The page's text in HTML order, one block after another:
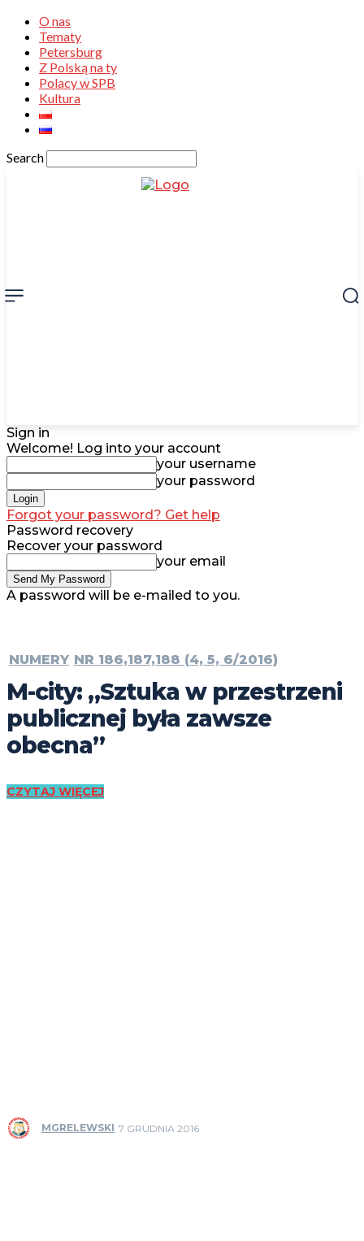
O nas
Tematy
Petersburg
Z Polską na ty
Polacy w SPB
Kultura
Search
Sign in
Welcome! Log into your account
your username
your password
Forgot your password? Get help
Password recovery
Recover your password
your email
A password will be e-mailed to you.
NUMERY NR 186,187,188 (4, 5, 6/2016)
M-city: „Sztuka w przestrzeni
publicznej była zawsze
obecna”
CZYTAJ WIĘCEJ
MGRELEWSKI 7 GRUDNIA 2016